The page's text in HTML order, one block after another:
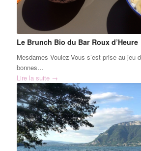
Le Brunch Bio du Bar Roux d’Heure
Mesdames Voulez-Vous s’est prise au jeu
bonnes…
Lire la suite→